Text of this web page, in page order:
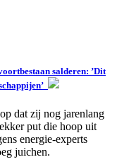
salderen: ’Dit
dat zij nog jarenlang
put die hoop uit
energie-experts
juichen.